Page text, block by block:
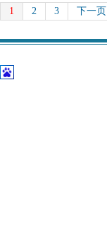
1 2 3 下一页